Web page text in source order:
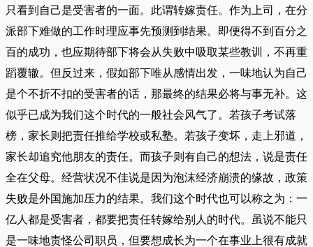
只看到自己是受害者的一面。此谓转嫁责任。作为上司，在分
派部下难做的工作时理应事先预测到结果。即便得不到百分之
百的成功，也应期待部下将会从失败中吸取某些教训，不再重
蹈覆辙。但反过来，假如部下唯从感情出发，一味地认为自己
是个不折不扣的受害者的话，那最终的结果必将与事无补。这
似乎已成为我们这个时代的一般社会风气了。若孩子考试落
榜，家长则把责任推给学校或私塾。若孩子变坏，走上邪道，
家长却追究他朋友的责任。而孩子则有自己的想法，说是责任
全在父母。经营状况不佳说是因为泡沫经济崩溃的缘故，政策
失败是外国施加压力的结果。我们这个时代也可以称之为：一
亿人都是受害者，都要把责任转嫁给别人的时代。虽说不能只
是一味地责怪公司职员，但要想成长为一个在事业上很有成就